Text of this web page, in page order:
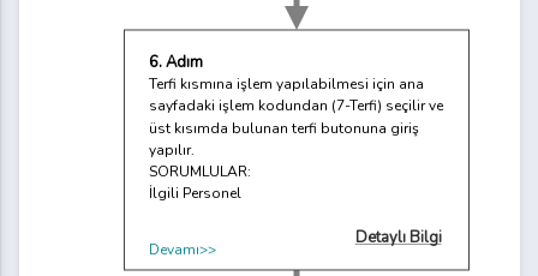
6. Adım
Terfi kısmına işlem yapılabilmesi için ana
sayfadaki işlem kodundan (7-Terfi) seçilir ve
üst kısımda bulunan terfi butonuna giriş
yapılır.
SORUMLULAR:
İlgili Personel
Detaylı Bilgi
Devamı>>